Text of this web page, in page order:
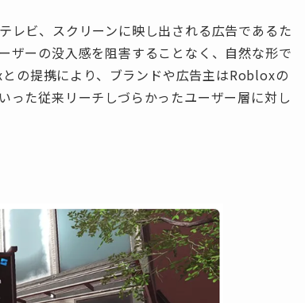
レビ、スクリーンに映し出される広告であるた
ザーの没入感を阻害することなく、自然な形で
の提携により、ブランドや広告主はRobloxの
った従来リーチしづらかったユーザー層に対し